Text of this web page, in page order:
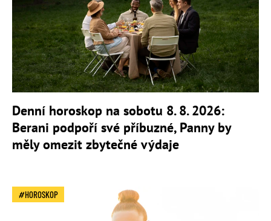
Denní horoskop na sobotu 8. 8. 2026:
Berani podpoří své příbuzné, Panny by
měly omezit zbytečné výdaje
HOROSKOP